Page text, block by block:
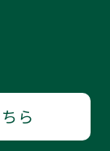
ら